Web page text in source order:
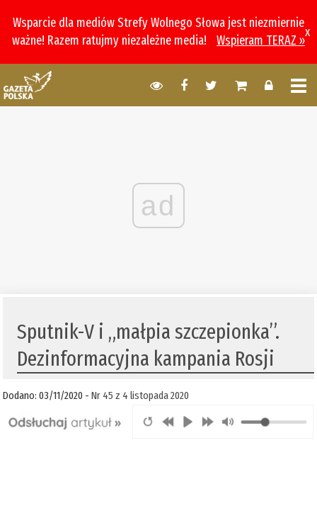
Wsparcie dla mediów Strefy Wolnego Słowa jest niezmiernie
ważne! Razem ratujmy niezależne media!
Wspieram TERAZ »
x
ad
Sputnik-V i „małpia szczepionka”.
Dezinformacyjna kampania Rosji
Dodano: 03/11/2020 -Nr 45 z 4 listopada 2020